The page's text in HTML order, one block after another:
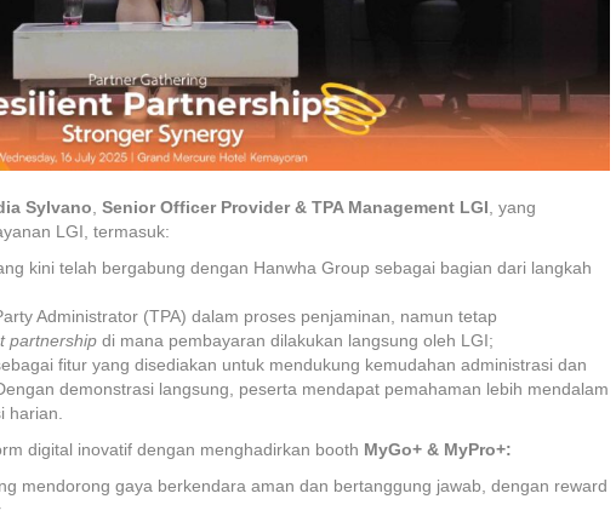
Sylvano, Senior Officer Provider & TPA Management LGI, yang
LGI, termasuk:
kini telah bergabung dengan Hanwha Group sebagai bagian dari langkah
Administrator (TPA) dalam proses penjaminan, namun tetap
partnership di mana pembayaran dilakukan langsung oleh LGI;
fitur yang disediakan untuk mendukung kemudahan administrasi dan
demonstrasi langsung, peserta mendapat pemahaman lebih mendalam
harian.
digital inovatif dengan menghadirkan booth MyGo+ & MyPro+:
mendorong gaya berkendara aman dan bertanggung jawab, dengan reward